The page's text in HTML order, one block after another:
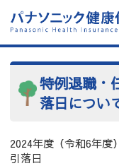
特例退職・
落日につい
2024年度（令和6年度
引落日